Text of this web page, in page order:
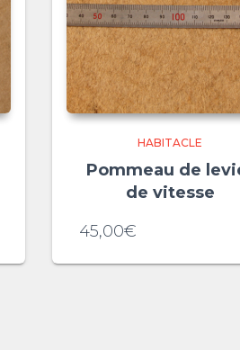
HABITACLE
Pommeau de
de vitesse
45,00€